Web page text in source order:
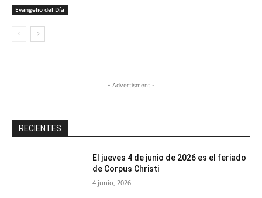
Evangelio del Día
- Advertisment -
RECIENTES
El jueves 4 de junio de 2026 es el feriado
de Corpus Christi
4 junio, 2026